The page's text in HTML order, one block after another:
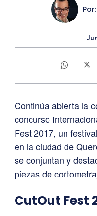
Por:
Continúa abierta la
concurso
Fest 2017, un
en la ciudad de
se conjuntan y
piezas de
CutOut Fest